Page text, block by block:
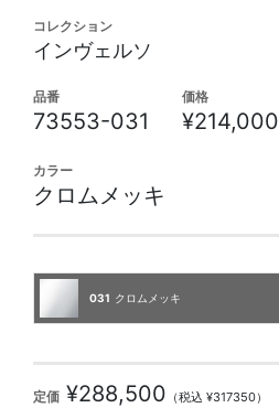
コレクション
インヴェルソ
品番
73553-031
価格
¥214,000
カラー
クロムメッキ
031 クロムメッキ
定価 ¥288,500 （税込 ¥317350）